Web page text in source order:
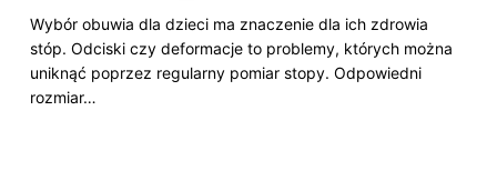
Wybór obuwia dla dzieci ma znaczenie dla ich zdrowia
stóp. Odciski czy deformacje to problemy, których można
uniknąć poprzez regularny pomiar stopy. Odpowiedni
rozmiar…